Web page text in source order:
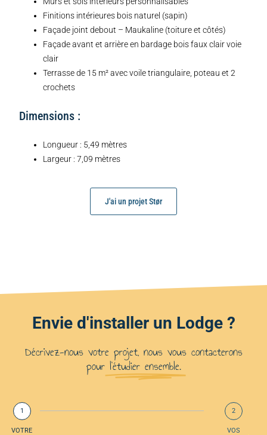
Finitions intérieures bois naturel (sapin)
Façade joint debout – Maukaline (toiture et côtés)
Façade avant et arrière en bardage bois faux clair voie
clair
Terrasse de 15 m² avec voile triangulaire, poteau et 2
crochets
Dimensions :
Longueur : 5,49 mètres
Largeur : 7,09 mètres
J'ai un projet Stør
Envie d'installer un Lodge ?
Décrivez-nous votre projet, nous vous contacterons
pour l'étudier ensemble.
1
VOTRE
2
VOS